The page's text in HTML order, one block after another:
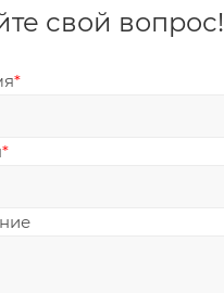
свой вопрос!
*
*